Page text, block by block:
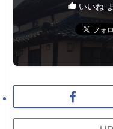
いいね